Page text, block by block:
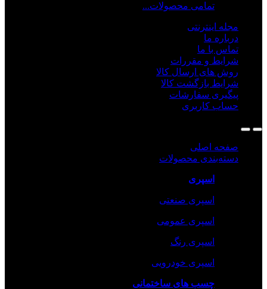
تمامی محصولات...
مجله اینترنتی
درباره ما
تماس با ما
شرایط و مقررات
روش های ارسال کالا
شرایط بازگشت کالا
پیگیری سفارشات
حساب کاربری
صفحه اصلی
دسته‌بندی محصولات
اسپری
اسپری صنعتی
اسپری عمومی
اسپری رنگ
اسپری خودرویی
چسب های ساختمانی